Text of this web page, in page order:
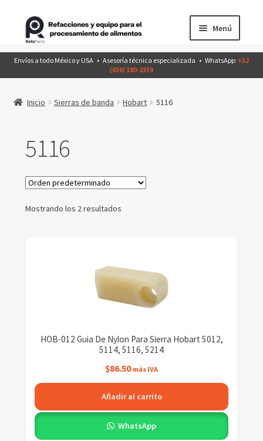
Ir
a
la
navegación
Ir
al
contenido
Menú
Inicio
Catálogo
EquiposDeSegunda
Contáctanos
Envíos a todo México y USA • Asesoría técnica especializada • WhatsApp: +52
(656) 180-2359
Inicio Sierras de banda Hobart 5116
5116
Mostrando los 2 resultados
HOB-012 Guia De Nylon Para Sierra Hobart 5012,
5114, 5116, 5214
$86.50 más IVA
Añadir al carrito
WhatsApp